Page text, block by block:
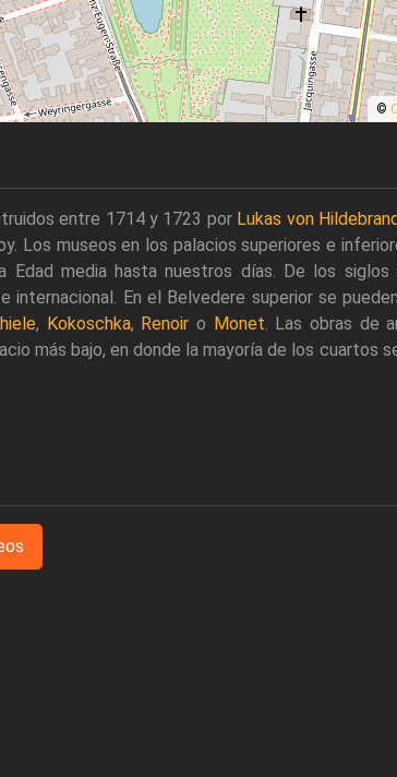
©
entre 1714 y 1723 por Lukas von
Los museos en los palacios superiores e
media hasta nuestros días. De los
internacional. En el Belvedere superior se
, Kokoschka, Renoir o Monet. Las obras de
más bajo, en donde la mayoría de los cuartos